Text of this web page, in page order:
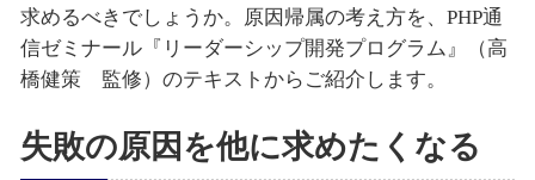
求めるべきでしょうか。原因帰属の考え方を、PHP通
信ゼミナール『リーダーシップ開発プログラム』（高
橋健策 監修）のテキストからご紹介します。
失敗の原因を他に求めたくなる